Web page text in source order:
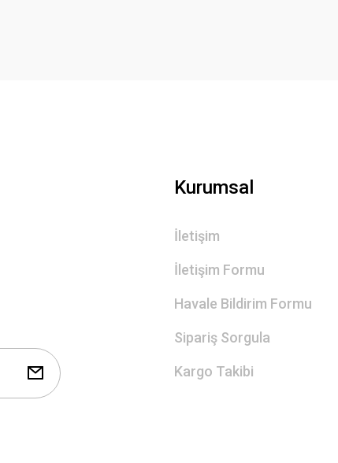
Kurumsal
İletişim
İletişim Formu
Havale Bildirim Formu
Sipariş Sorgula
Kargo Takibi